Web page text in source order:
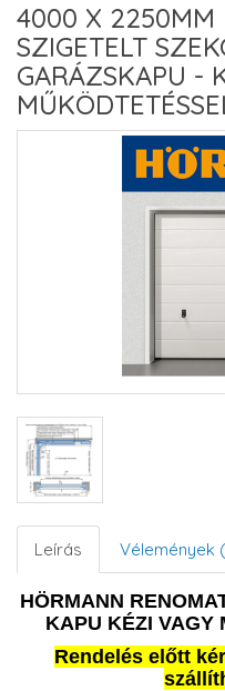
4000 X 2250MM
SZIGETELT
GARÁZSKAPU -
Leírás Vélemények
HÖRMANN
KAPU KÉZI VAGY
Rendelés előtt